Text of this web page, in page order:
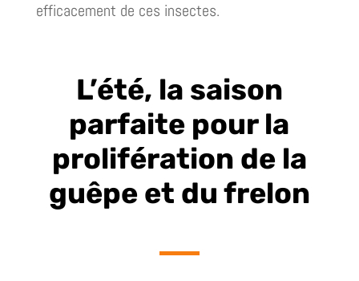
efficacement de ces insectes.
L’été, la saison
parfaite pour la
prolifération de la
guêpe et du frelon